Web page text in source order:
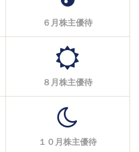
６月株主優待
８月株主優待
１０月株主優待